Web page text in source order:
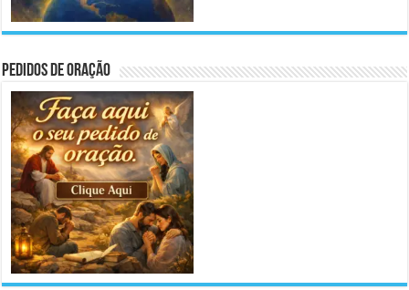
Pedidos de Oração